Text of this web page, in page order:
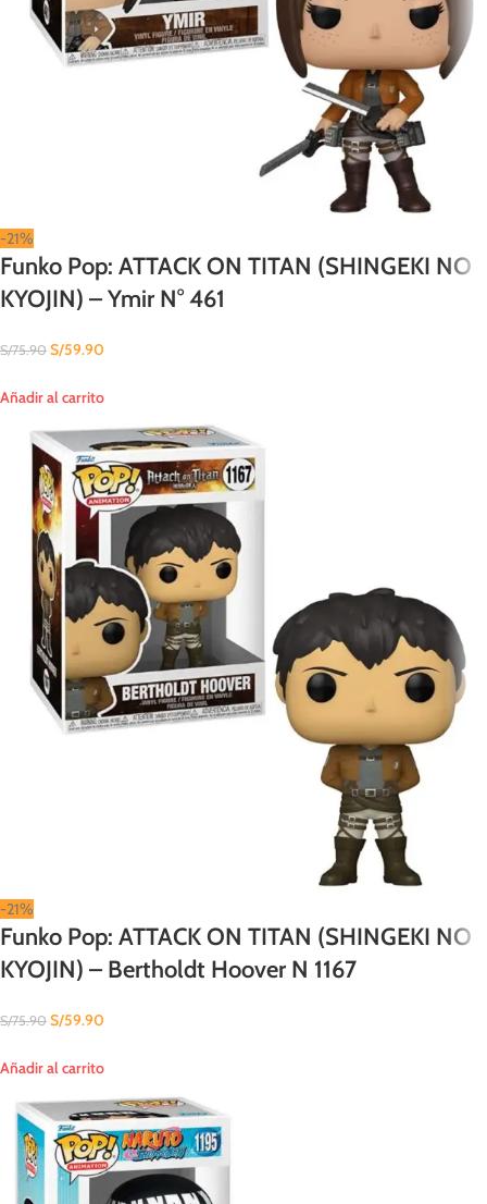
-21%
Funko Pop: ATTACK ON TITAN (SHINGEKI NO
KYOJIN) – Ymir N° 461
S/75.90 S/59.90
Añadir al carrito
-21%
Funko Pop: ATTACK ON TITAN (SHINGEKI NO
KYOJIN) – Bertholdt Hoover N 1167
S/75.90 S/59.90
Añadir al carrito